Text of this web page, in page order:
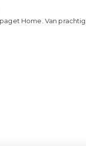
Home. Van